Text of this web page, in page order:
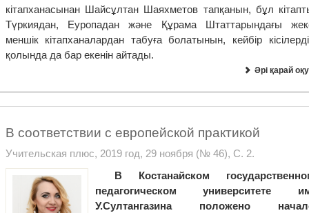
кітапханасынан Шайсұлтан Шаяхметов тапқанын, бұл
Түркиядан, Еуропадан және Құрама Штаттарындағы
меншік кітапханалардан табуға болатынын, кейбір
қолында да бар екенін айтады.
Әрі қарай оқу
В соответствии с европейской практикой
Учительская плюс, 2019 год, 29 ноября (№ 46), С. 2.
В Костанайском
педагогическом университете
У.Султангазина положено